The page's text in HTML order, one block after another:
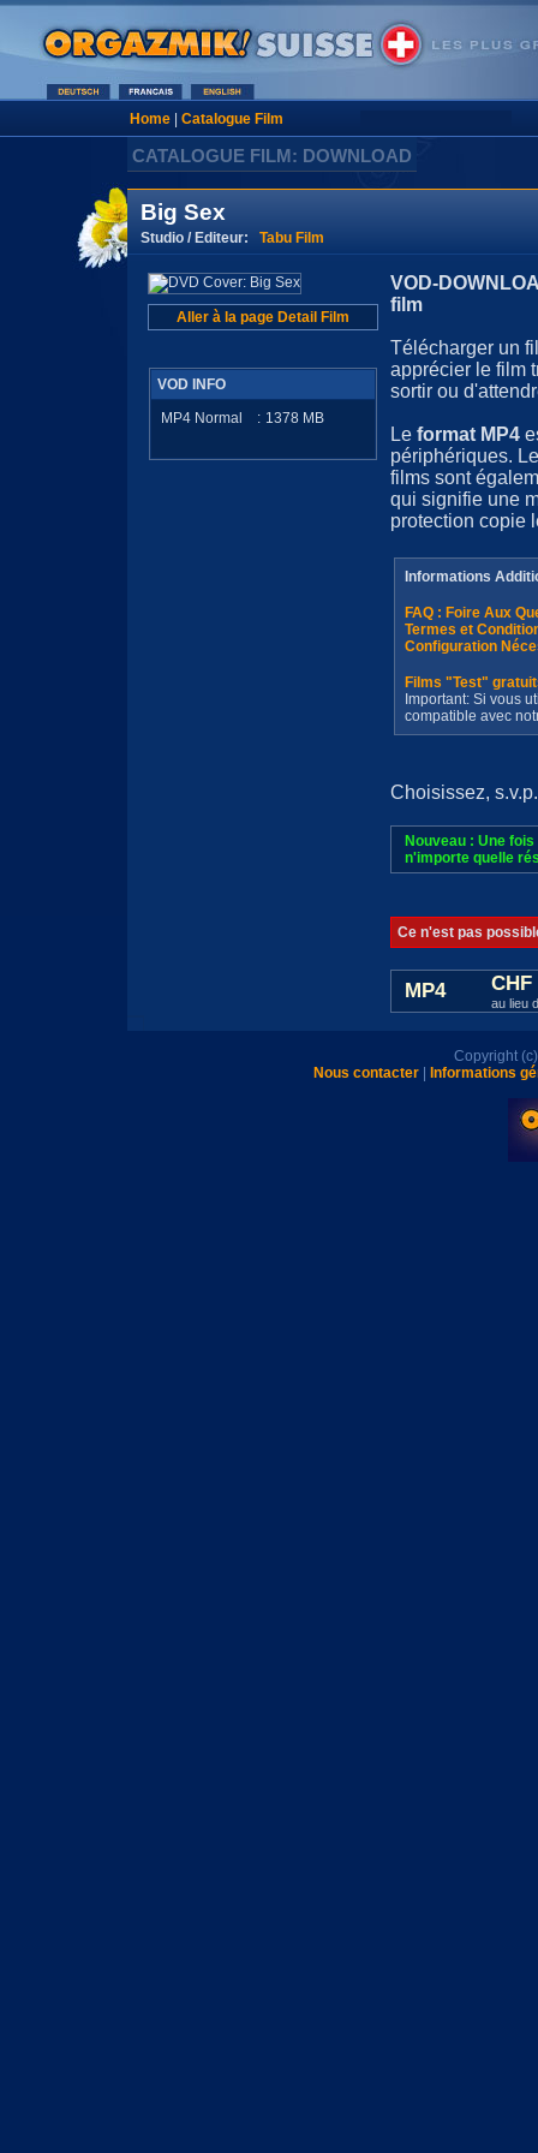
Home| Catalogue Film
CATALOGUE FILM: DOWNLOAD
Big Sex
Studio / Editeur: Tabu Film
Aller à la page Detail Film
VOD INFO
MP4 Normal
: 1378 MB
VOD-
film
Télécharger un
apprécier le film
sortir ou
Le format MP4
périphériques.
films sont
qui signifie une
protection copie
Informations
FAQ : Foire Aux
Termes et
Configuration
Films "Test"
Important: Si vous
compatible avec
Choisissez,
Nouveau : Une
n'importe quelle
Ce n'est pas
MP4
au lieu
Copyright
Nous contacter| Informations